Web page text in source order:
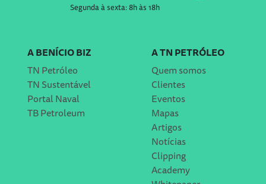
Segunda à sexta: 8h às 18h
A BENÍCIO BIZ
TN Petróleo
TN Sustentável
Portal Naval
TB Petroleum
A TN PETRÓLEO
Quem somos
Clientes
Eventos
Mapas
Artigos
Notícias
Clipping
Academy